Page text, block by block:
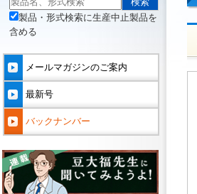
製品・形式検索に生産中止製品を
含める
メールマガジンのご案内
最新号
バックナンバー